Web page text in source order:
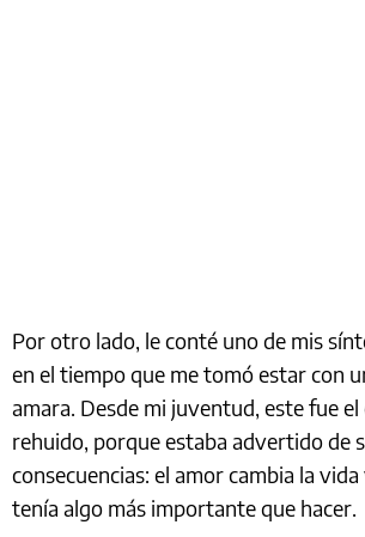
Por otro lado, le conté uno de mis
en el tiempo que me tomó estar con
amara. Desde mi juventud, este fue
rehuido, porque estaba advertido de
consecuencias: el amor cambia la
tenía algo más importante que hacer.